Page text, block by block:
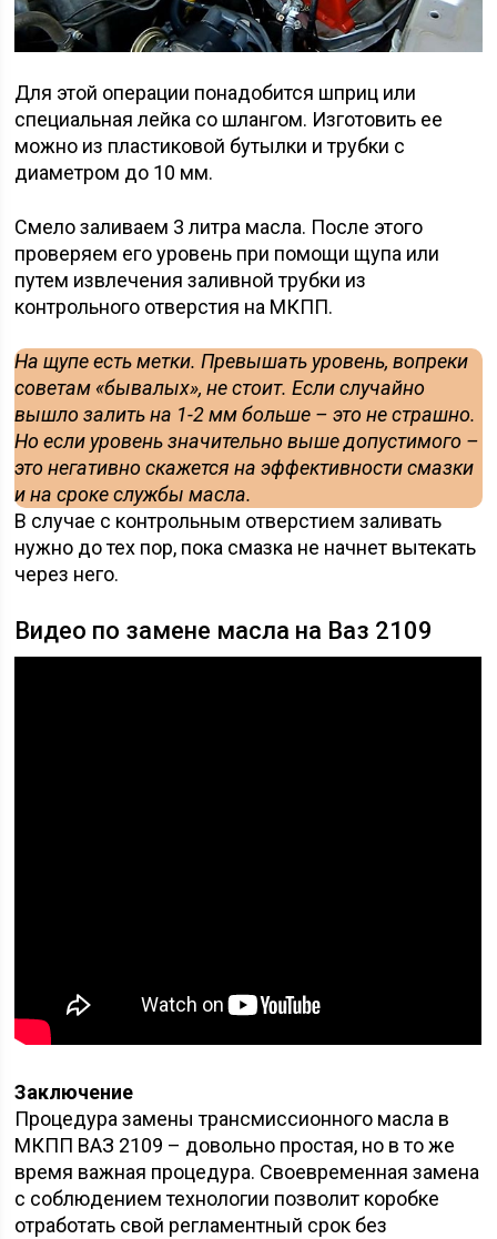
Для этой операции понадобится шприц или
специальная лейка со шлангом. Изготовить ее
можно из пластиковой бутылки и трубки с
диаметром до 10 мм.
Смело заливаем 3 литра масла. После этого
проверяем его уровень при помощи щупа или
путем извлечения заливной трубки из
контрольного отверстия на МКПП.
На щупе есть метки. Превышать уровень, вопреки
советам «бывалых», не стоит. Если случайно
вышло залить на 1-2 мм больше – это не страшно.
Но если уровень значительно выше допустимого –
это негативно скажется на эффективности смазки
и на сроке службы масла.
В случае с контрольным отверстием заливать
нужно до тех пор, пока смазка не начнет вытекать
через него.
Видео по замене масла на Ваз 2109
Заключение
Процедура замены трансмиссионного масла в
МКПП ВАЗ 2109 – довольно простая, но в то же
время важная процедура. Своевременная замена
с соблюдением технологии позволит коробке
отработать свой регламентный срок без